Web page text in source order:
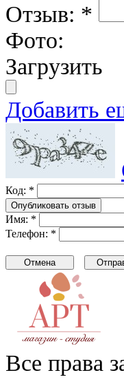
Отзыв: *
Фото:
Загрузить
Добавить
Код: *
Имя: *
Телефон: *
Все права